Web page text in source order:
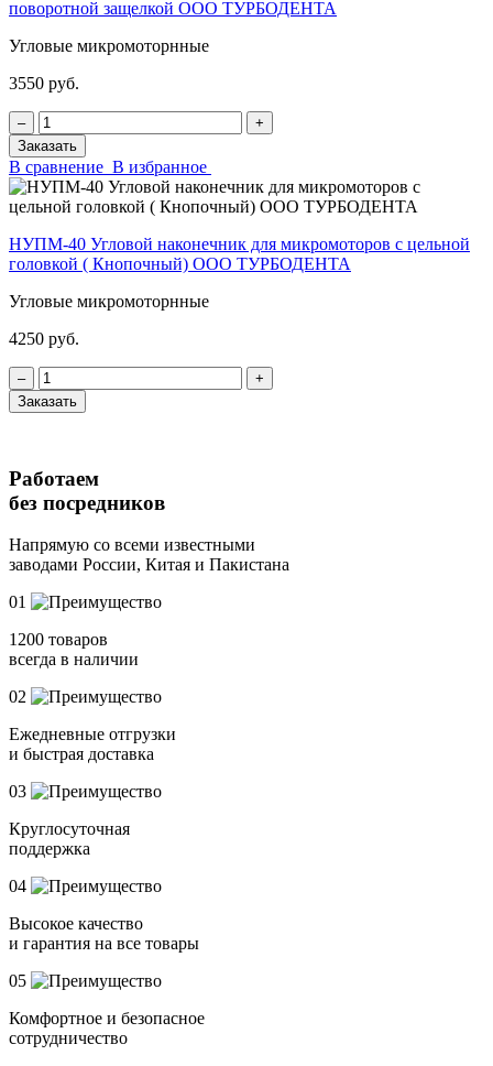
поворотной защелкой ООО ТУРБОДЕНТА
Угловые микромоторнные
3550 руб.
‒
+
Заказать
В сравнение В избранное
НУПМ-40 Угловой наконечник для микромоторов с цельной
головкой ( Кнопочный) ООО ТУРБОДЕНТА
Угловые микромоторнные
4250 руб.
‒
+
Заказать
Работаем
без посредников
Напрямую со всеми известными
заводами России, Китая и Пакистана
01
1200 товаров
всегда в наличии
02
Ежедневные отгрузки
и быстрая доставка
03
Круглосуточная
поддержка
04
Высокое качество
и гарантия на все товары
05
Комфортное и безопасное
сотрудничество